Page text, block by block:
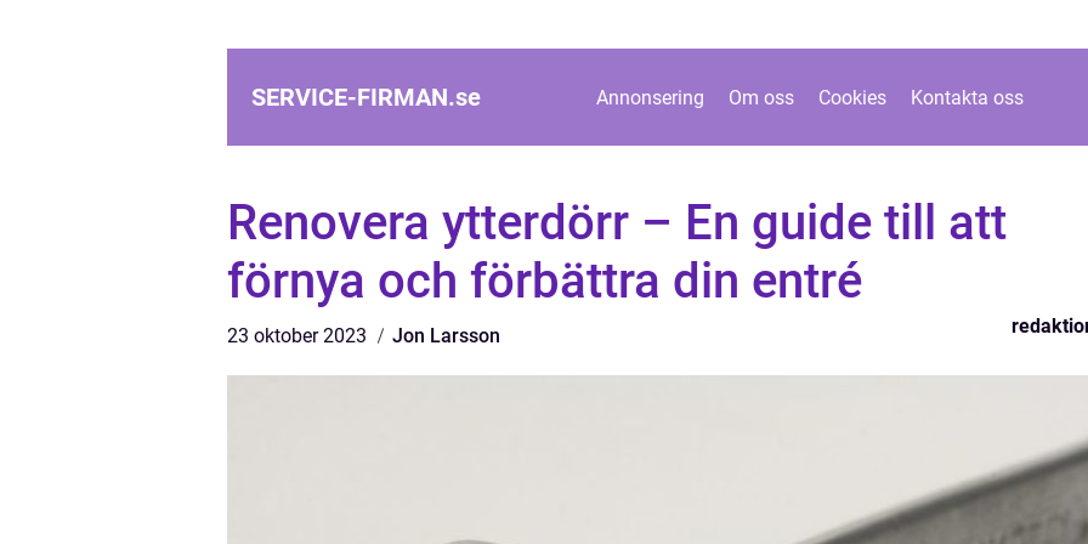
SERVICE-FIRMAN.se Annonsering Om oss Cookies Kontakta oss
Renovera ytterdörr – En guide till att
förnya och förbättra din entré
23 oktober 2023 Jon Larsson